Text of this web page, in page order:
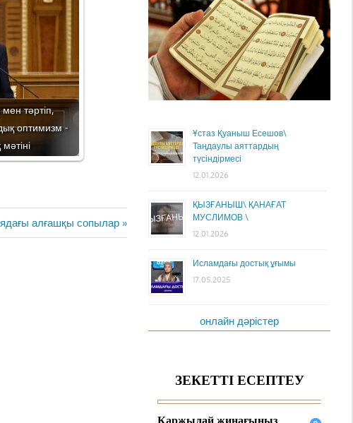
мен тәртіп,
оптимизм -
алғашқы сопылар
Ұстаз Қуаныш Есешов\
Таңдаулы аяттардың
түсіндірмесі
12.01.2026
ҚЫЗҒАНЫШ\ ҚАНАҒАТ
МУСЛИМОВ \
12.01.2026
Исламдағы достық ұғымы
17.05.2025
онлайн дәрістер